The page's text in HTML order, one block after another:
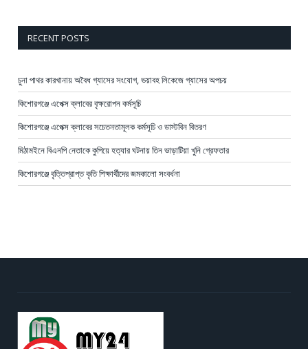
RECENT POSTS
চুনা পাথর কারখানায় অবৈধ গ্যাসের সংযোগ, ভয়াবহ লিকেজে গ্যাসের অপচয়
কিশোরগঞ্জে এপেক্স ক্লাবের বৃক্ষরোপন কর্মসূচি
কিশোরগঞ্জে এপেক্স ক্লাবের সচেতনতামূলক কর্মসূচি ও ডাস্টবিন বিতরণ
মিঠামইনে বিএনপি নেতাকে কুপিয়ে হত্যার ঘটনায় তিন ভাড়াটিয়া খুনি গ্রেফতার
কিশোরগঞ্জে বৃত্তিপ্রাপ্ত কৃতি শিক্ষার্থীদের জমকালো সংবর্ধনা